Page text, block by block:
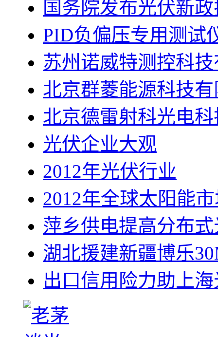
国务院发布光伏新
PID负偏压专用测试
苏州诺威特测控科
北京群菱能源科技
北京德雷射科光电
光伏企业大观
2012年光伏行业
2012年全球太阳能
萍乡供电提高分布
湖北援建新疆博乐
出口信用险力助上